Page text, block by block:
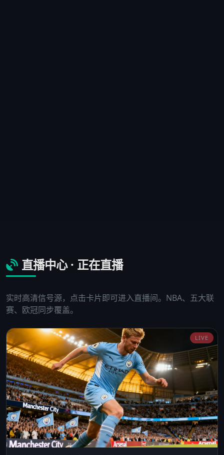
直播中心 · 正在直播
实时高清信号源，点击卡片即可进入直播间。NBA、五大联
赛、欧冠同步覆盖。
LIVE